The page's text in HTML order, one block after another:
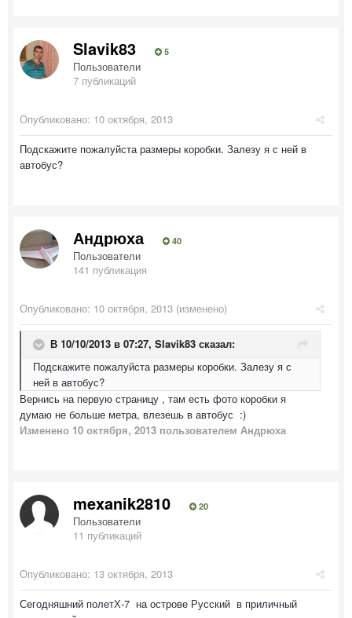
Slavik83 5
Пользователи
7 публикаций
Опубликовано: 10 октября, 2013
Подскажите пожалуйста размеры коробки. Залезу я с ней в
автобус?
Андрюха 40
Пользователи
141 публикация
Опубликовано: 10 октября, 2013 (изменено)
В 10/10/2013 в 07:27, Slavik83 сказал:
Подскажите пожалуйста размеры коробки. Залезу я с
ней в автобус?
Вернись на первую страницу , там есть фото коробки я
думаю не больше метра, влезешь в автобус :)
Изменено 10 октября, 2013 пользователем Андрюха
mexanik2810 20
Пользователи
11 публикаций
Опубликовано: 13 октября, 2013
Сегодняшний полетХ-7 на острове Русский в приличный